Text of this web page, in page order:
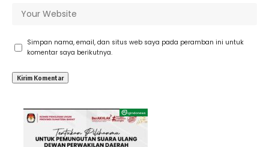
Simpan nama, email, dan situs web saya pada peramban ini untuk
komentar saya berikutnya.